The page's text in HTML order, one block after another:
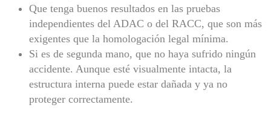
Que tenga buenos resultados en las pruebas
independientes del ADAC o del RACC, que son más
exigentes que la homologación legal mínima.
Si es de segunda mano, que no haya sufrido ningún
accidente. Aunque esté visualmente intacta, la
estructura interna puede estar dañada y ya no
proteger correctamente.